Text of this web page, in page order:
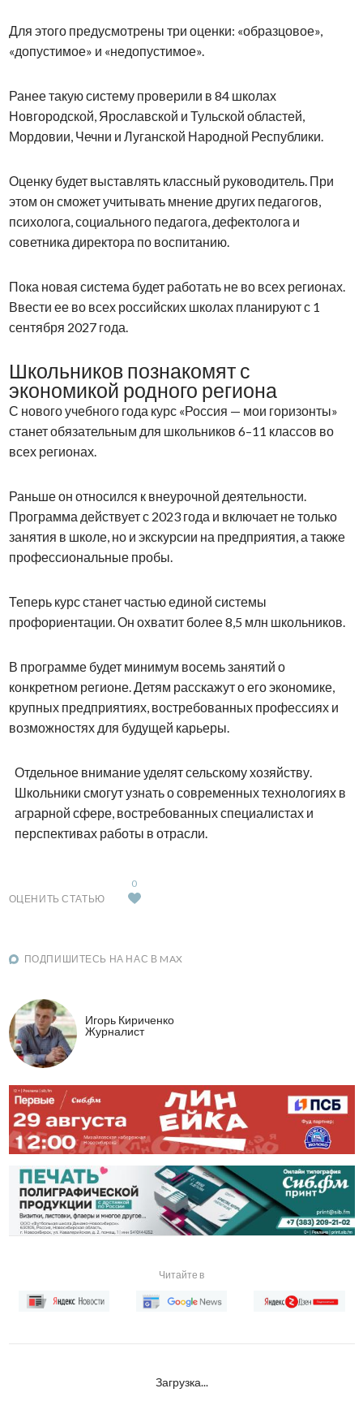
Для этого предусмотрены три оценки: «образцовое»,
«допустимое» и «недопустимое».
Ранее такую систему проверили в 84 школах
Новгородской, Ярославской и Тульской областей,
Мордовии, Чечни и Луганской Народной Республики.
Оценку будет выставлять классный руководитель. При
этом он сможет учитывать мнение других педагогов,
психолога, социального педагога, дефектолога и
советника директора по воспитанию.
Пока новая система будет работать не во всех регионах.
Ввести ее во всех российских школах планируют с 1
сентября 2027 года.
Школьников познакомят с
экономикой родного региона
С нового учебного года курс «Россия — мои горизонты»
станет обязательным для школьников 6–11 классов во
всех регионах.
Раньше он относился к внеурочной деятельности.
Программа действует с 2023 года и включает не только
занятия в школе, но и экскурсии на предприятия, а также
профессиональные пробы.
Теперь курс станет частью единой системы
профориентации. Он охватит более 8,5 млн школьников.
В программе будет минимум восемь занятий о
конкретном регионе. Детям расскажут о его экономике,
крупных предприятиях, востребованных профессиях и
возможностях для будущей карьеры.
Отдельное внимание уделят сельскому хозяйству.
Школьники смогут узнать о современных технологиях в
аграрной сфере, востребованных специалистах и
перспективах работы в отрасли.
ОЦЕНИТЬ СТАТЬЮ
0
ПОДПИШИТЕСЬ НА НАС В MAX
Игорь Кириченко
Журналист
Читайте в
Загрузка...